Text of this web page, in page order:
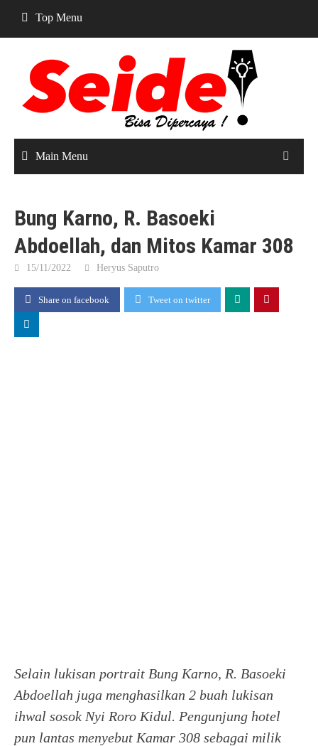
content
Top Menu
Main Menu
Bung Karno, R. Basoeki
Abdoellah, dan Mitos Kamar 308
15/11/2022 Heryus Saputro
Share on facebook Tweet on twitter
Selain lukisan portrait Bung Karno, R. Basoeki
Abdoellah juga menghasilkan 2 buah lukisan
ihwal sosok Nyi Roro Kidul. Pengunjung hotel
pun lantas menyebut Kamar 308 sebagai milik